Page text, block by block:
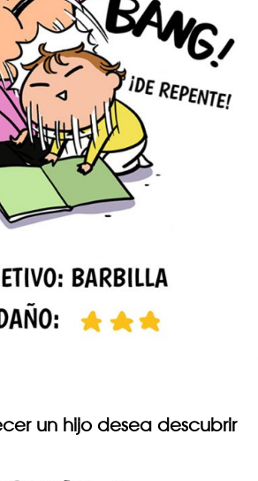
un hijo desea descubrir